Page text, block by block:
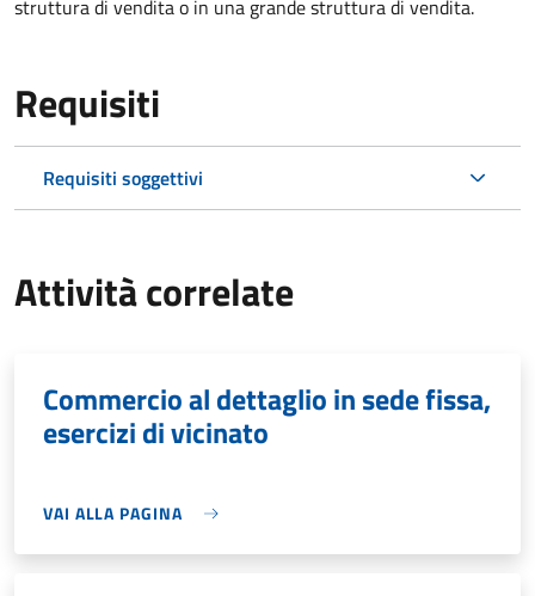
struttura di vendita o in una grande struttura di vendita.
Requisiti
Requisiti soggettivi
Attività correlate
Commercio al dettaglio in sede fissa,
esercizi di vicinato
VAI ALLA PAGINA